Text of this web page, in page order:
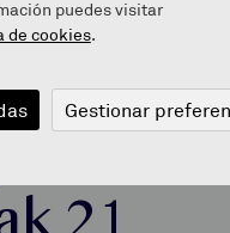
–
puedes visitar
de cookies.
Gestionar